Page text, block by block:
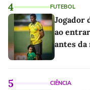
4 FUTEBOL
Jogador
ao
antes da
5 CIÊNCIA